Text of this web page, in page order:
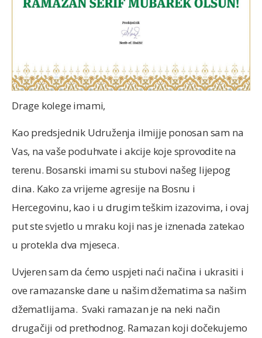
Drage kolege imami,
Kao predsjednik Udruženja ilmijje ponosan sam na
Vas, na vaše poduhvate i akcije koje sprovodite na
terenu. Bosanski imami su stubovi našeg lijepog
dina. Kako za vrijeme agresije na Bosnu i
Hercegovinu, kao i u drugim teškim izazovima, i ovaj
put ste svjetlo u mraku koji nas je iznenada zatekao
u protekla dva mjeseca.
Uvjeren sam da ćemo uspjeti naći načina i ukrasiti i
ove ramazanske dane u našim džematima sa našim
džematlijama. Svaki ramazan je na neki način
drugačiji od prethodnog. Ramazan koji dočekujemo